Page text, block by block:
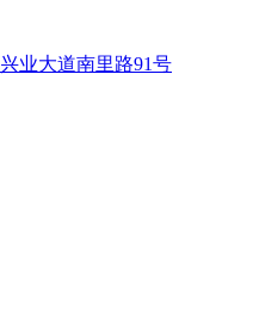
业大道南里路91号